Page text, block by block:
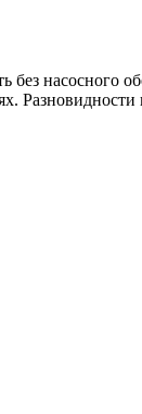
насосного